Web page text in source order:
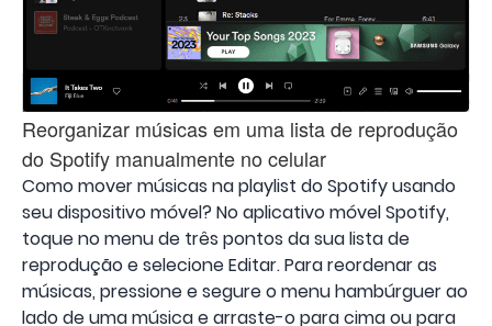
Reorganizar músicas em uma lista de reprodução
do Spotify manualmente no celular
Como mover músicas na playlist do Spotify usando
seu dispositivo móvel? No aplicativo móvel Spotify,
toque no menu de três pontos da sua lista de
reprodução e selecione Editar. Para reordenar as
músicas, pressione e segure o menu hambúrguer ao
lado de uma música e arraste-o para cima ou para